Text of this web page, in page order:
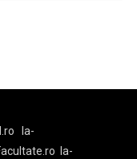
la-
la-